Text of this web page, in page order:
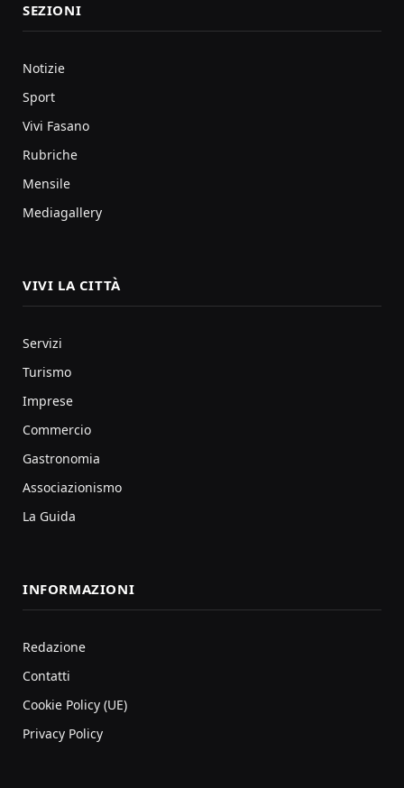
SEZIONI
Notizie
Sport
Vivi Fasano
Rubriche
Mensile
Mediagallery
VIVI LA CITTÀ
Servizi
Turismo
Imprese
Commercio
Gastronomia
Associazionismo
La Guida
INFORMAZIONI
Redazione
Contatti
Cookie Policy (UE)
Privacy Policy